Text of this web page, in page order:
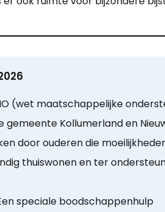
(wet maatschappelijke
gemeente Kollumerland en
door ouderen die
thuiswonen en ter
speciale boodschappenhulp